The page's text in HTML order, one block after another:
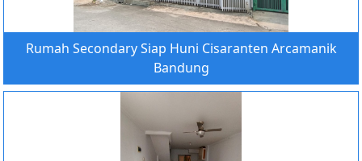
Rumah Secondary Siap Huni Cisaranten Arcamanik
Bandung